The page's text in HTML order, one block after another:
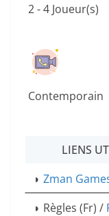
2 - 4 Joueur(s)
Contemporain
LIENS
◗ Zman
◗ Règles (Fr) /